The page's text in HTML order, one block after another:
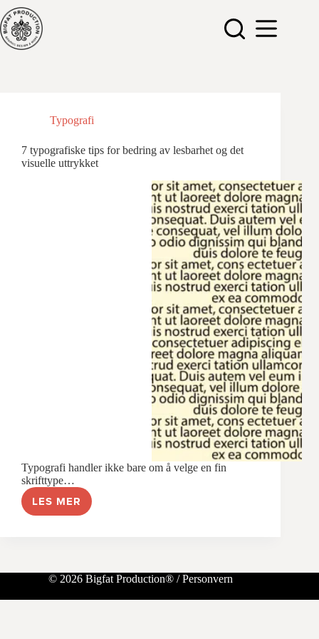
Hopp
til
innholdet
Typografi
7 typografiske tips for bedring av lesbarhet og det
visuelle uttrykket
Typografi handler ikke bare om å velge en fin
skrifttype…
LES MER
7
TYPOGRAFISKE
AV
LESBARHET
OG
© 2026 Bigfat Production® /Personvern